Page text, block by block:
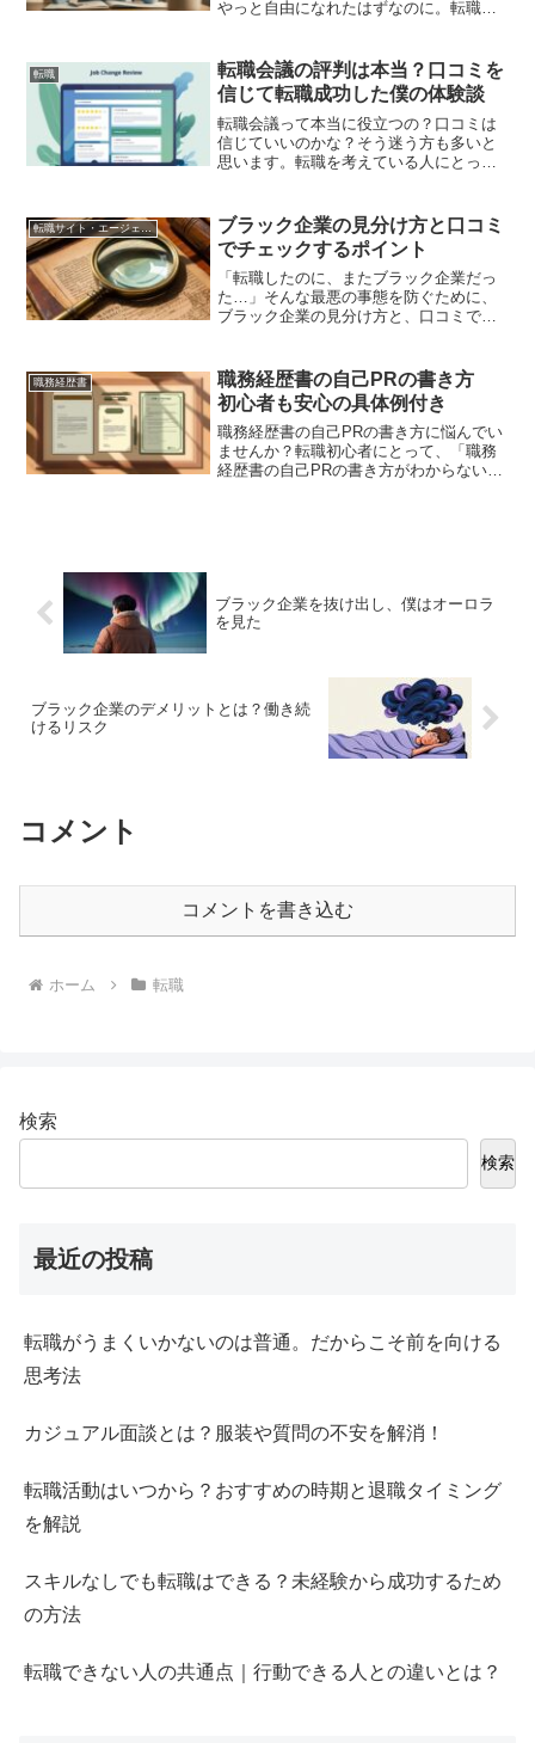
やっと自由になれたはずなのに。転職活
通っても、面接で落ち続ける日々。自信
を失いかけたとき、僕を支え...
転職
転職会議の評判は本当？口コミを
信じて転職成功した僕の体験談
転職会議って本当に役立つの？口コミは
信じていいのかな？そう迷う方も多いと
思います。転職を考えている人にとっ
上には賛否の声もあり、「本当に信じて
いいの？」と不安になります...
ブラック企業の見分け方と口コミ
でチェックするポイント
「転職したのに、またブラック企業だっ
た…」そんな最悪の事態を防ぐために、
ブラック企業の見分け方と、口コミでの
に就職する可能性を下げる方法・口コミ
サイトを活用してブラッ...
職務経歴書
職務経歴書の自己PRの書き方
初心者も安心の具体例付き
職務経歴書の自己PRの書き方に悩んでい
ませんか？転職初心者にとって、「職務
経歴書の自己PRの書き方がわからない」
ブラック企業を抜け出し、僕はオーロラ
を見た
ブラック企業のデメリットとは？働き続
けるリスク
コメント
コメントを書き込む
ホーム 転職
検索
検索
最近の投稿
転職がうまくいかないのは普通。だからこそ前を向ける
思考法
カジュアル面談とは？服装や質問の不安を解消！
転職活動はいつから？おすすめの時期と退職タイミング
を解説
スキルなしでも転職はできる？未経験から成功するため
の方法
転職できない人の共通点｜行動できる人との違いとは？